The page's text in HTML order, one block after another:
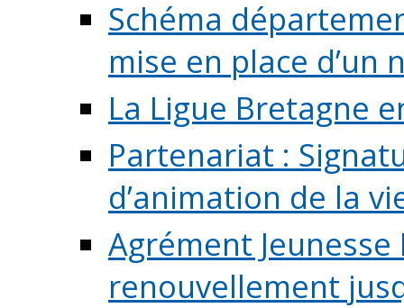
Schéma
mise en place d’un
La Ligue Bretagne
Partenariat :
d’animation de la
Agrément
renouvellement